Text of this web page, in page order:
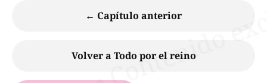
← Capítulo anterior
Volver a Todo por el reino